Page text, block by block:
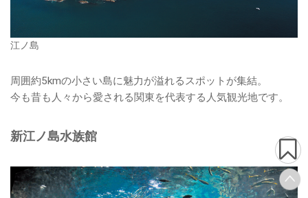
江ノ島
周囲約5kmの小さい島に魅力が溢れるスポットが集結。
今も昔も人々から愛される関東を代表する人気観光地です。
新江ノ島水族館